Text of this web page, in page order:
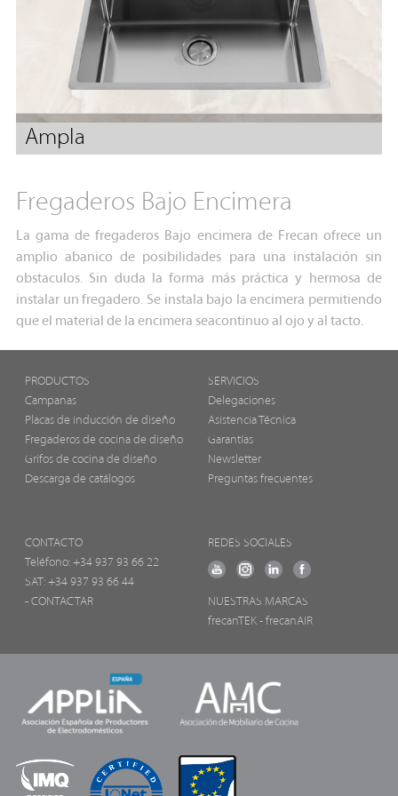
Ampla
Fregaderos Bajo Encimera
La gama de fregaderos Bajo encimera de Frecan ofrece un
amplio abanico de posibilidades para una instalación sin
obstaculos. Sin duda la forma más práctica y hermosa de
instalar un fregadero. Se instala bajo la encimera permitiendo
que el material de la encimera seacontinuo al ojo y al tacto.
PRODUCTOS
Campanas
Placas de inducción de diseño
Fregaderos de cocina de diseño
Grifos de cocina de diseño
Descarga de catálogos
SERVICIOS
Delegaciones
Asistencia Técnica
Garantías
Newsletter
Preguntas frecuentes
CONTACTO
Teléfono: +34 937 93 66 22
SAT: +34 937 93 66 44
- CONTACTAR
REDES SOCIALES
NUESTRAS MARCAS
frecanTEK - frecanAIR